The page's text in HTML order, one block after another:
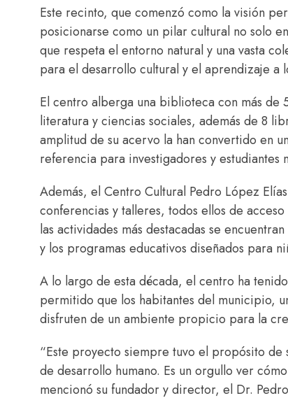
Este recinto, que comenzó como la visión
posicionarse como un pilar cultural no solo
que respeta el entorno natural y una vasta
para el desarrollo cultural y el aprendizaje a
El centro alberga una biblioteca con más
literatura y ciencias sociales, además de 8
amplitud de su acervo la han convertido en
referencia para investigadores y estudiantes
Además, el Centro Cultural Pedro López
conferencias y talleres, todos ellos de
las actividades más destacadas se
y los programas educativos diseñados para
A lo largo de esta década, el centro ha
permitido que los habitantes del municipio,
disfruten de un ambiente propicio para la
“Este proyecto siempre tuvo el propósito
de desarrollo humano. Es un orgullo ver
mencionó su fundador y director, el Dr.